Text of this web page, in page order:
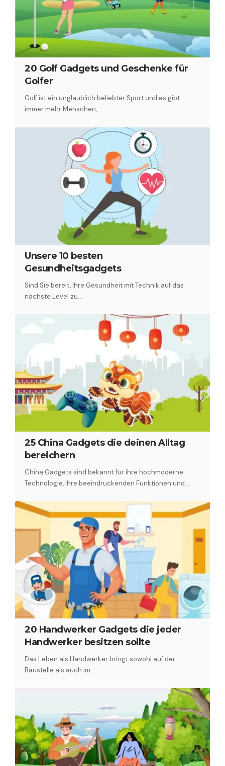
20 Golf Gadgets und Geschenke für
Golfer
Golf ist ein unglaublich beliebter Sport und es gibt
immer mehr Menschen,…
Unsere 10 besten
Gesundheitsgadgets
Sind Sie bereit, Ihre Gesundheit mit Technik auf das
nächste Level zu…
25 China Gadgets die deinen Alltag
bereichern
China Gadgets sind bekannt für ihre hochmoderne
Technologie, ihre beeindruckenden Funktionen und…
20 Handwerker Gadgets die jeder
Handwerker besitzen sollte
Das Leben als Handwerker bringt sowohl auf der
Baustelle als auch im…